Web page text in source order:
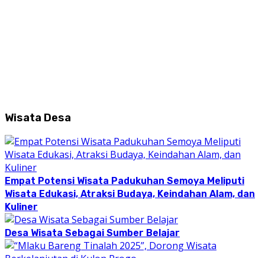
Wisata Desa
Empat Potensi Wisata Padukuhan Semoya Meliputi
Wisata Edukasi, Atraksi Budaya, Keindahan Alam, dan
Kuliner
Desa Wisata Sebagai Sumber Belajar